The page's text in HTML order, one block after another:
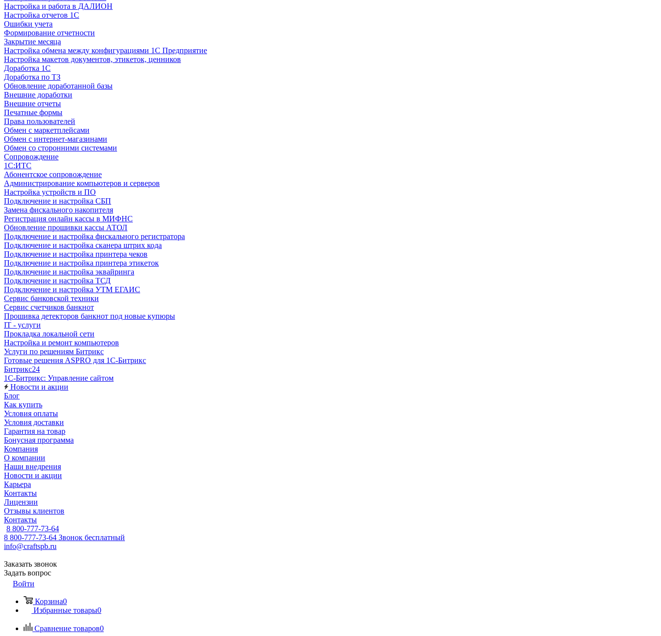
Настройка и работа в ДАЛИОН
Настройка отчетов 1С
Ошибки учета
Формирование отчетности
Закрытие месяца
Настройка обмена между конфигурациями 1С Предприятие
Настройка макетов документов, этикеток, ценников
Доработка 1С
Доработка по ТЗ
Обновление доработанной базы
Внешние доработки
Внешние отчеты
Печатные формы
Права пользователей
Обмен с маркетплейсами
Обмен с интернет-магазинами
Обмен со сторонними системами
Сопровождение
1C:ИТС
Абонентское сопровождение
Администрирование компьютеров и серверов
Настройка устройств и ПО
Подключение и настройка СБП
Замена фискального накопителя
Регистрация онлайн кассы в МИФНС
Обновление прошивки кассы АТОЛ
Подключение и настройка фискального регистратора
Подключение и настройка сканера штрих кода
Подключение и настройка принтера чеков
Подключение и настройка принтера этикеток
Подключение и настройка эквайринга
Подключение и настройка ТСД
Подключение и настройка УТМ ЕГАИС
Сервис банковской техники
Сервис счетчиков банкнот
Прошивка детекторов банкнот под новые купюры
IT - услуги
Прокладка локальной сети
Настройка и ремонт компьютеров
Услуги по решениям Битрикс
Готовые решения ASPRO для 1С-Битрикс
Битрикс24
1С-Битрикс: Управление сайтом
Новости и акции
Блог
Как купить
Условия оплаты
Условия доставки
Гарантия на товар
Бонусная программа
Компания
О компании
Наши внедрения
Новости и акции
Карьера
Контакты
Лицензии
Отзывы клиентов
Контакты
8 800-777-73-64
8 800-777-73-64 Звонок бесплатный
info@craftspb.ru
Заказать звонок
Задать вопрос
Войти
Корзина0
Избранные товары0
Сравнение товаров0